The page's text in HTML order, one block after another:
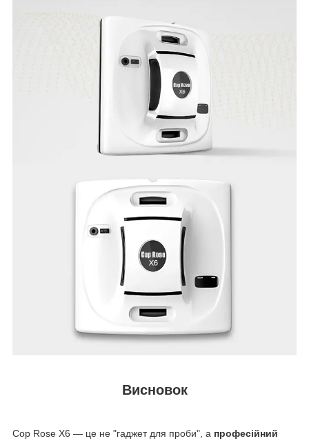
Висновок
Cop Rose X6 — це не "гаджет для проби", а професійний